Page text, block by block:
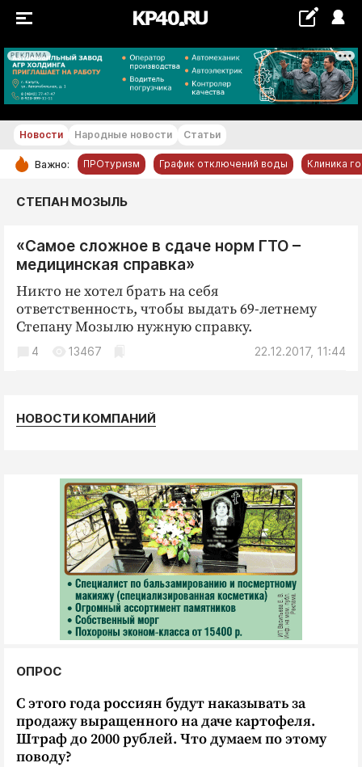
РЕКЛАМА
+20...+21 °С
РУБРИКИ
Новости компаний
Статьи
Народные новости
Авто и транспорт
Благоустройство
Недвижимость и ЖКХ
Погода
Праздники
Происшествия
Спорт
Экономика и бизнес
ПРОЕКТЫ
Издания
Медиаперсона
Интересное чтиво
Клиника года
Новости Народные новости Статьи
Важно: ПРОтуризм График отключений воды Клиника
СТЕПАН МОЗЫЛЬ
«Самое сложное в сдаче норм ГТО –
медицинская справка»
Никто не хотел брать на себя
ответственность, чтобы выдать 69-летнему
Степану Мозылю нужную справку.
22.12.2017, 11:44
4 13467
НОВОСТИ КОМПАНИЙ
ОПРОС
С этого года россиян будут наказывать за
продажу выращенного на даче картофеля.
Штраф до 2000 рублей. Что думаем по этому
поводу?